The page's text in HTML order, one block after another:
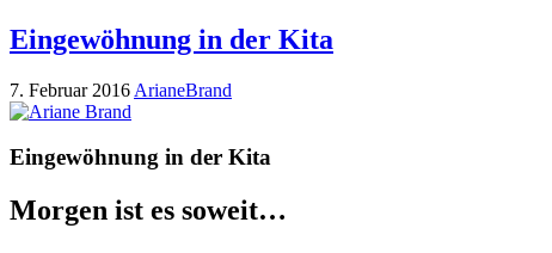
Eingewöhnung in der Kita
7. Februar 2016 ArianeBrand
Eingewöhnung in der Kita
Morgen ist es soweit…